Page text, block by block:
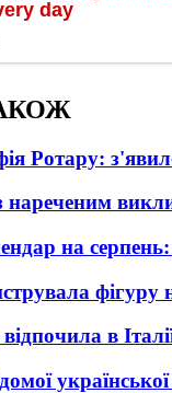
Ротару:
нареченим
на
фігуру
в